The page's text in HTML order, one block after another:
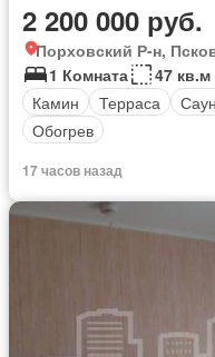
2 200 000 руб.
Порховский Р-н,
1 Комната
47 кв.м
Камин
Терраса
Обогрев
17 часов назад